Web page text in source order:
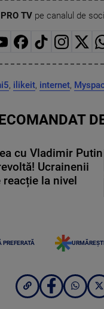
TVpe canalul de
, ilikeit, internet,
cu Vladimir Putin
Ucrainenii
la nivel